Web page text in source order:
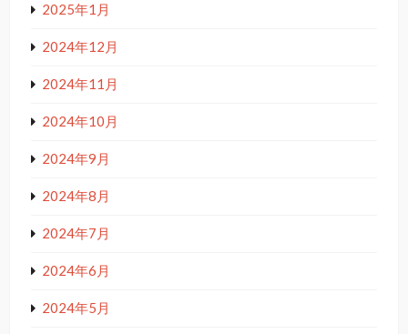
2025年1月
2024年12月
2024年11月
2024年10月
2024年9月
2024年8月
2024年7月
2024年6月
2024年5月